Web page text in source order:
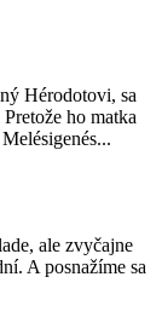
Hérodotovi, sa
ho matka
ale zvyčajne
A posnažíme sa